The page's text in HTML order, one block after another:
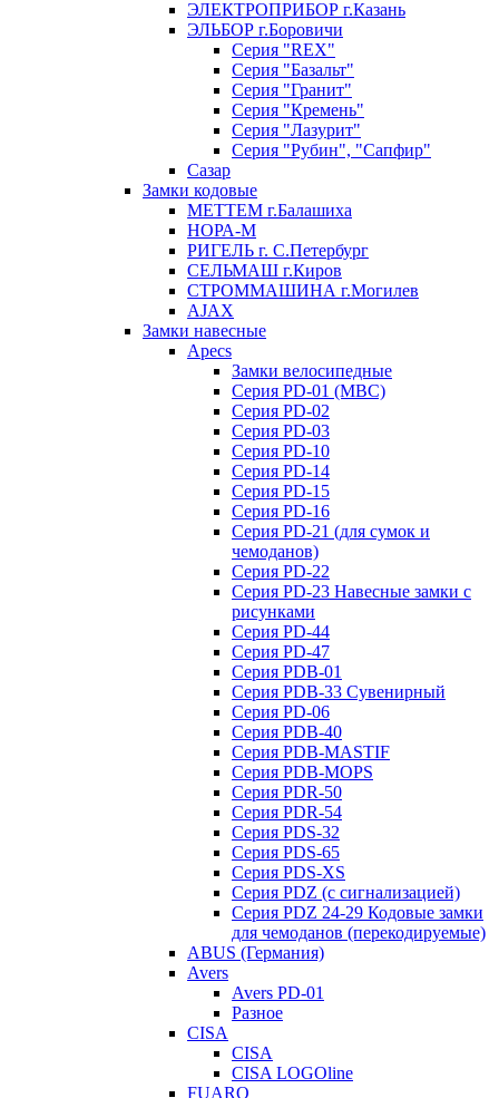
ЭЛЕКТРОПРИБОР г.Казань
ЭЛЬБОР г.Боровичи
Серия "REX"
Серия "Базальт"
Серия "Гранит"
Серия "Кремень"
Серия "Лазурит"
Серия "Рубин", "Сапфир"
Сазар
Замки кодовые
МЕТТЕМ г.Балашиха
НОРА-М
РИГЕЛЬ г. С.Петербург
СЕЛЬМАШ г.Киров
СТРОММАШИНА г.Могилев
AJAX
Замки навесные
Apecs
Замки велосипедные
Серия PD-01 (МВС)
Серия PD-02
Серия PD-03
Серия PD-10
Серия PD-14
Серия PD-15
Серия PD-16
Серия PD-21 (для сумок и
чемоданов)
Серия PD-22
Серия PD-23 Навесные замки с
рисунками
Серия PD-44
Серия PD-47
Серия PDB-01
Серия PDB-33 Сувенирный
Серия PD-06
Серия PDB-40
Серия PDB-MASTIF
Серия PDB-MOPS
Серия PDR-50
Серия PDR-54
Серия PDS-32
Серия PDS-65
Серия PDS-XS
Серия PDZ (с сигнализацией)
Серия PDZ 24-29 Кодовые замки
для чемоданов (перекодируемые)
ABUS (Германия)
Avers
Avers PD-01
Разное
CISA
CISA
CISA LOGOline
FUARO